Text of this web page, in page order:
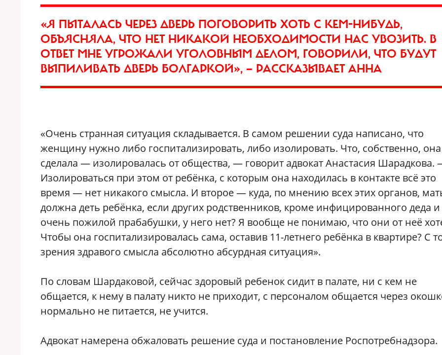
«Я ПЫТАЛАСЬ ЧЕРЕЗ ДВЕРЬ ПОГОВОРИТЬ ХОТЬ С КЕМ-НИБУДЬ,
ОБЪЯСНЯЛА, ЧТО НЕТ НИКАКОЙ НЕОБХОДИМОСТИ НАС УВОЗИТЬ. В
ОТВЕТ МНЕ УГРОЖАЛИ УГОЛОВНЫМ ДЕЛОМ, ГОВОРИЛИ, ЧТО БУДУТ
ВЫПИЛИВАТЬ ДВЕРЬ БОЛГАРКОЙ», — РАССКАЗЫВАЕТ АННА
«Очень странная ситуация складывается. В самом решении суда написано, что
женщину нужно либо госпитализировать, либо изолировать. Что, собственно,
сделала — изолировалась от общества, — говорит адвокат Анастасия Шарадкова.
Изолироваться при этом от ребёнка, с которым она находилась в контакте всё это
время — нет никакого смысла. И второе — куда, по мнению всех этих органов,
должна деть ребёнка, если других родственников, кроме инфицированного деда и
очень пожилой прабабушки, у него нет? Я вообще не понимаю, что они от неё
Чтобы она госпитализировалась сама, оставив 11-летнего ребёнка в квартире? С
зрения здравого смысла абсолютно абсурдная ситуация».
По словам Шардаковой, сейчас здоровый ребенок сидит в палате, ни с кем не
общается, к нему в палату никто не приходит, с персоналом общается через
нормально не питается, не учится.
Адвокат намерена обжаловать решение суда и постановление Роспотребнадзора.